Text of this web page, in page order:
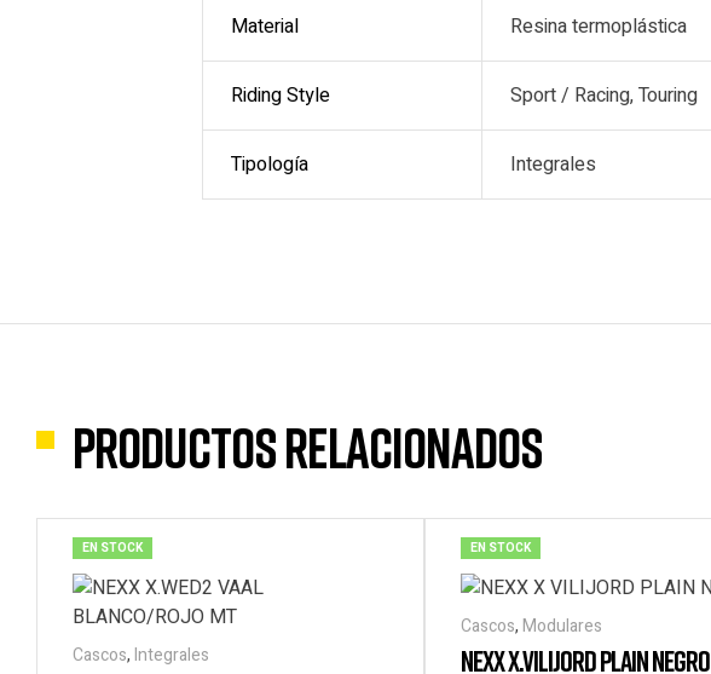
Material Resina termoplástica
Riding Style Sport / Racing, Touring
Tipología Integrales
Productos relacionados
EN STOCK
Cascos, Integrales
EN STOCK
Cascos, Modulares
NEXX X.VILIJORD PLAIN NEGRO